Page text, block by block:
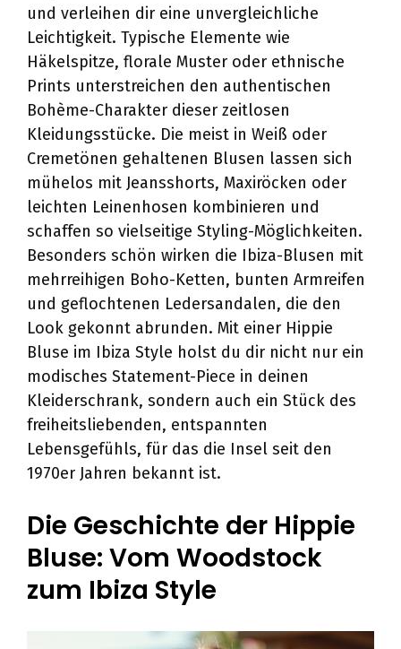
und verleihen dir eine unvergleichliche
Leichtigkeit. Typische Elemente wie
Häkelspitze, florale Muster oder ethnische
Prints unterstreichen den authentischen
Bohème-Charakter dieser zeitlosen
Kleidungsstücke. Die meist in Weiß oder
Cremetönen gehaltenen Blusen lassen sich
mühelos mit Jeansshorts, Maxiröcken oder
leichten Leinenhosen kombinieren und
schaffen so vielseitige Styling-Möglichkeiten.
Besonders schön wirken die Ibiza-Blusen mit
mehrreihigen Boho-Ketten, bunten Armreifen
und geflochtenen Ledersandalen, die den
Look gekonnt abrunden. Mit einer Hippie
Bluse im Ibiza Style holst du dir nicht nur ein
modisches Statement-Piece in deinen
Kleiderschrank, sondern auch ein Stück des
freiheitsliebenden, entspannten
Lebensgefühls, für das die Insel seit den
1970er Jahren bekannt ist.
Die Geschichte der Hippie
Bluse: Vom Woodstock
zum Ibiza Style